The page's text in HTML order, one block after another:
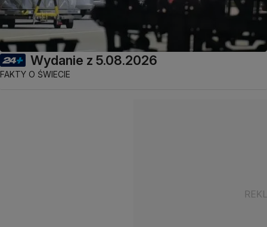
Wydanie z 5.08.2026
FAKTY O ŚWIECIE